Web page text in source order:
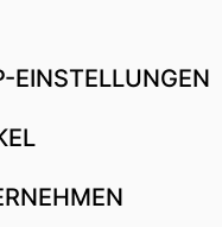
EINSTELLUNGEN